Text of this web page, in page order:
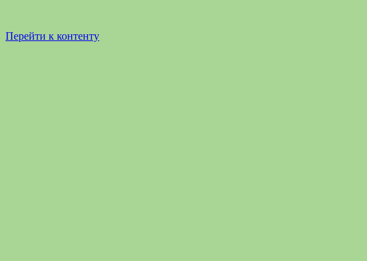
Перейти к контенту